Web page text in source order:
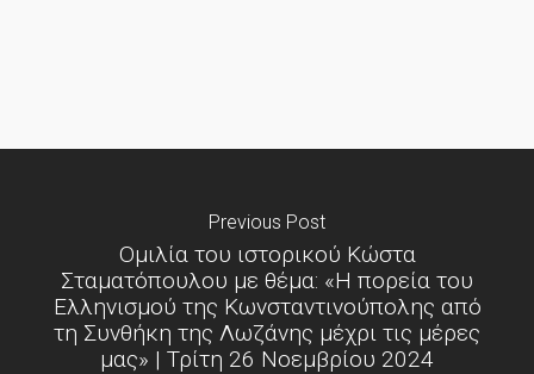
Previous Post
Ομιλία του ιστορικού Κώστα
Σταματόπουλου με θέμα: «Η πορεία του
Ελληνισμού της Κωνσταντινούπολης από
τη Συνθήκη της Λωζάνης μέχρι τις μέρες
μας» | Τρίτη 26 Νοεμβρίου 2024